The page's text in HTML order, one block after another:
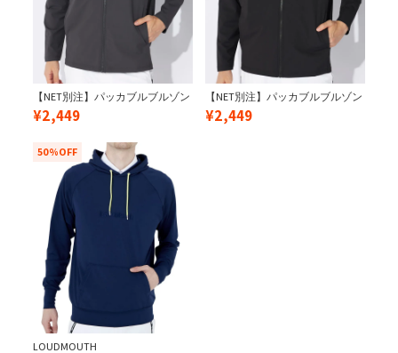
【NET別注】パッカブルブルゾン
¥2,449
【NET別注】パッカブルブルゾン
¥2,449
LOUDMOUTH
50%OFF